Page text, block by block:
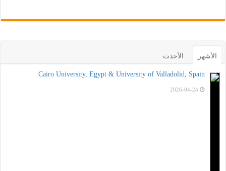
الأشهر الأحدث
Cairo University, Egypt & University of Valladolid, Spain.
2026-04-24